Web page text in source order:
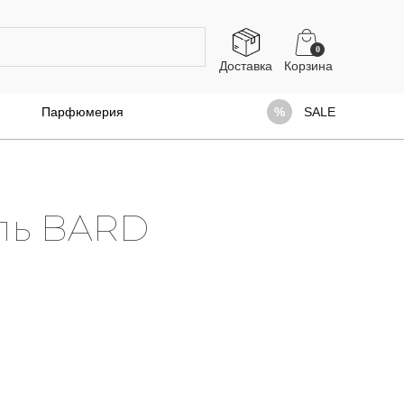
Доставка
0
Парфюмерия SALE
BARD